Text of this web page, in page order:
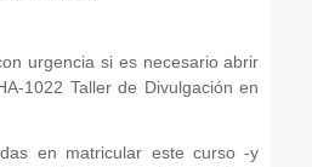
urgencia si es necesario abrir
1022 Taller de Divulgación en
en matricular este curso -y